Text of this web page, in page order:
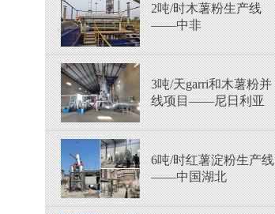
2吨/时木薯粉生产线
——中非
3吨/天garri和木薯粉并
线项目——尼日利亚
6吨/时红薯淀粉生产线
——中国湖北